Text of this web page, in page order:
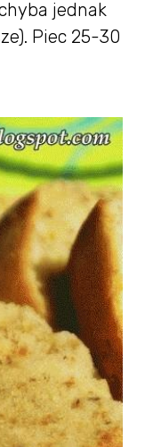
jednak
Piec 25-30